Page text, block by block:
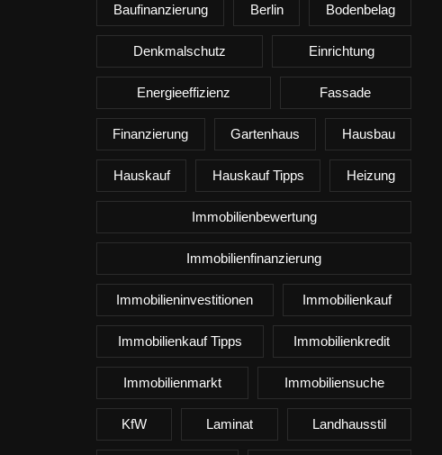
Baufinanzierung Berlin Bodenbelag
Denkmalschutz Einrichtung
Energieeffizienz Fassade
Finanzierung Gartenhaus Hausbau
Hauskauf Hauskauf Tipps Heizung
Immobilienbewertung
Immobilienfinanzierung
Immobilieninvestitionen Immobilienkauf
Immobilienkauf Tipps Immobilienkredit
Immobilienmarkt Immobiliensuche
KfW Laminat Landhausstil